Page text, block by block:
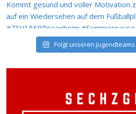
Folgt unseren